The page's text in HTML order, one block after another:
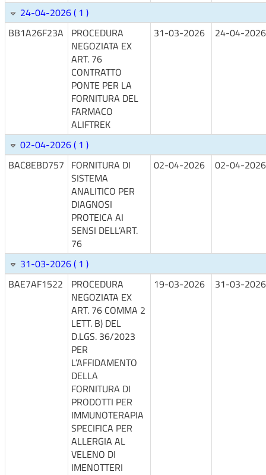
24-04-2026 ( 1 )
BB1A26F23A
PROCEDURA
NEGOZIATA EX
ART. 76
CONTRATTO
PONTE PER LA
FORNITURA DEL
FARMACO
ALIFTREK
31-03-2026 24-04-2026
02-04-2026 ( 1 )
BAC8EBD757 FORNITURA DI
SISTEMA
ANALITICO PER
DIAGNOSI
PROTEICA AI
SENSI DELL’ART.
76
02-04-2026 02-04-2026
31-03-2026 ( 1 )
BAE7AF1522
PROCEDURA
NEGOZIATA EX
ART. 76 COMMA 2
LETT. B) DEL
D.LGS. 36/2023
PER
L’AFFIDAMENTO
DELLA
FORNITURA DI
PRODOTTI PER
IMMUNOTERAPIA
SPECIFICA PER
ALLERGIA AL
VELENO DI
IMENOTTERI
19-03-2026 31-03-2026